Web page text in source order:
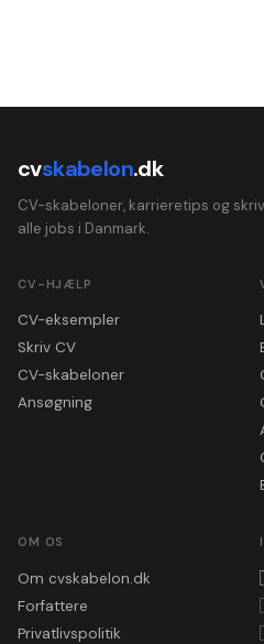
cvskabelon.dk
CV-skabeloner, karrieretips og
alle jobs i Danmark.
CV-HJÆLP
CV-eksempler
Skriv CV
CV-skabeloner
Ansøgning
OM OS
Om cvskabelon.dk
Forfattere
Privatlivspolitik